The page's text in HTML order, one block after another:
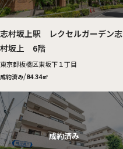
志村坂上駅 レクセルガーデン志
村坂上 6階
東京都板橋区東坂下１丁目
成約済み/84.34㎡